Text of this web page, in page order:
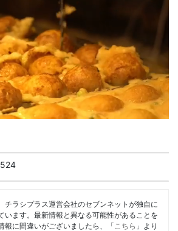
チラシプラス運営会社のセブンネットが独自に
います。最新情報と異なる可能性があることを
報に間違いがございましたら、「 こちら 」より